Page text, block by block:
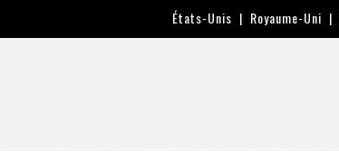
États-Unis | Royaume-Uni |